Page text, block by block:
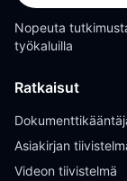
Nopeuta
työkaluilla
Ratkaisut
Asiakirjan
Videon tiivistelmä